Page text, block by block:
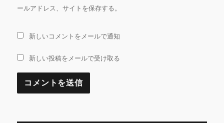
ールアドレス、サイトを保存する。
新しいコメントをメールで通知
新しい投稿をメールで受け取る